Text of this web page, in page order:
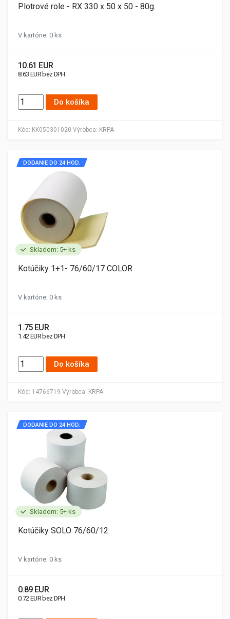
Kód: KK050301020 Výrobca: KRPA
Plotrové role - RX 330 x 50 x 50 - 80g.
V kartóne: 0 ks
10.61 EUR
8.63 EUR bez DPH
Do košíka
Skladom: 5+ ks
Kód: 14766719 Výrobca: KRPA
DODANIE DO 24 HOD.
Kotúčiky 1+1- 76/60/17 COLOR
V kartóne: 0 ks
1.75 EUR
1.42 EUR bez DPH
Do košíka
Skladom: 5+ ks
DODANIE DO 24 HOD.
Kotúčiky SOLO 76/60/12
V kartóne: 0 ks
0.89 EUR
0.72 EUR bez DPH